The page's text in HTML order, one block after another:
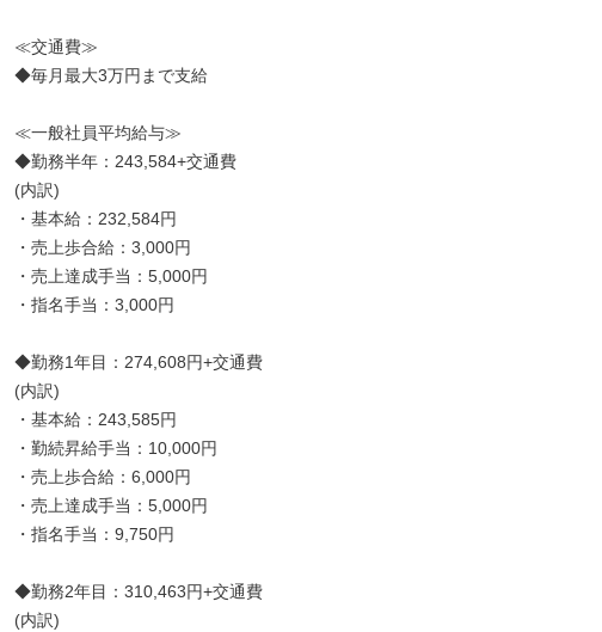
≪交通費≫
◆毎月最大3万円まで支給
≪一般社員平均給与≫
◆勤務半年：243,584+交通費
(内訳)
・基本給：232,584円
・売上歩合給：3,000円
・売上達成手当：5,000円
・指名手当：3,000円
◆勤務1年目：274,608円+交通費
(内訳)
・基本給：243,585円
・勤続昇給手当：10,000円
・売上歩合給：6,000円
・売上達成手当：5,000円
・指名手当：9,750円
◆勤務2年目：310,463円+交通費
(内訳)